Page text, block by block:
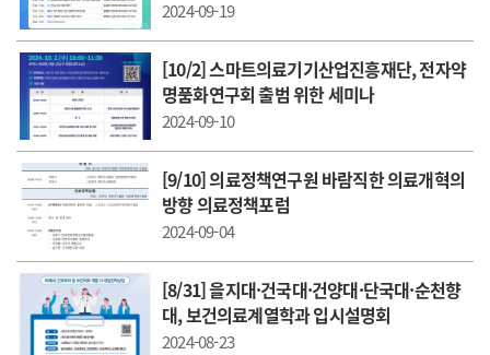
2024-09-19
[10/2] 스마트의료기기산업진흥재단, 전자약
명품화연구회 출범 위한 세미나
2024-09-10
[9/10] 의료정책연구원 바람직한 의료개혁의
방향 의료정책포럼
2024-09-04
[8/31] 을지대·건국대·건양대·단국대·순천향
대, 보건의료계열학과 입시설명회
2024-08-23